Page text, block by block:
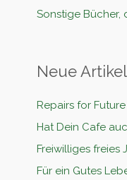
Sonstige Bücher,
Neue Artikel
Repairs for
Hat Dein Cafe
Freiwilliges freies
Für ein Gutes